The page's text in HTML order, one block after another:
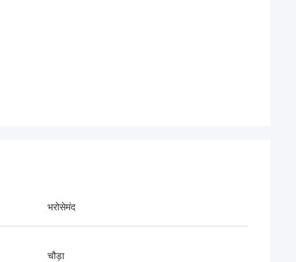
भरोसेमंद
चौड़ा